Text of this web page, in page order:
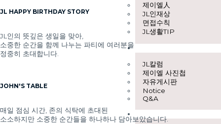
제이엘人
JL인재상
면접수칙
JL생활TIP
JL칼럼
제이엘 사진첩
자유게시판
Notice
Q&A
JL HAPPY BIRTHDAY STORY
JL인의 뜻깊은 생일을 맞아,
소중한 순간을 함께 나누는 파티에 여러분을
정중히 초대합니다.
JOHN'S TABLE
매일 점심 시간, 존의 식탁에 초대된
소소하지만 소중한 순간들을 하나하나 담아보았습니다.